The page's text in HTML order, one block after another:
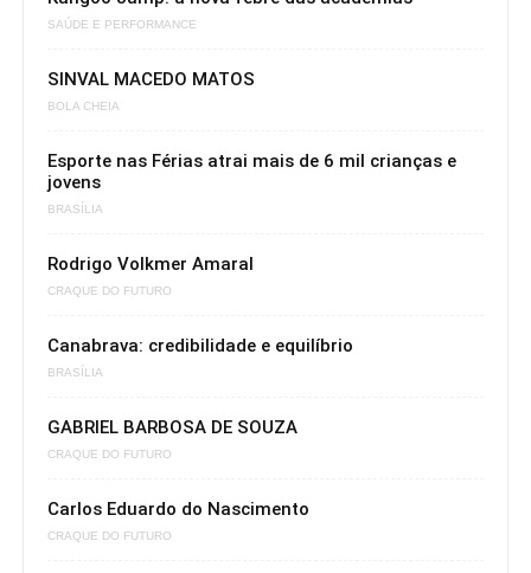
SAÚDE E PERFORMANCE
SINVAL MACEDO MATOS
BOLA CHEIA
Esporte nas Férias atrai mais de 6 mil crianças e
jovens
BRASÍLIA
Rodrigo Volkmer Amaral
CRAQUE DO FUTURO
Canabrava: credibilidade e equilíbrio
BRASÍLIA
GABRIEL BARBOSA DE SOUZA
CRAQUE DO FUTURO
Carlos Eduardo do Nascimento
CRAQUE DO FUTURO